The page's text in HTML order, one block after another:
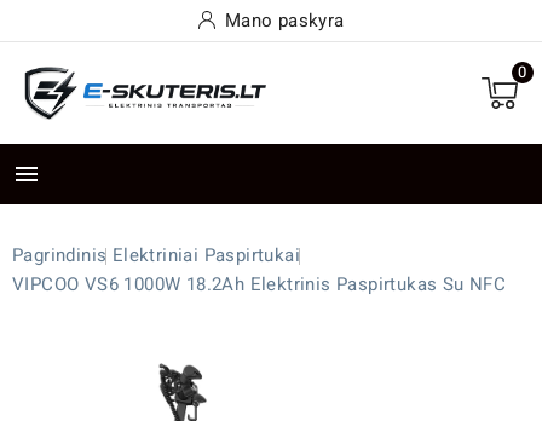
Mano paskyra
0

Pagrindinis Elektriniai Paspirtukai
VIPCOO VS6 1000W 18.2Ah Elektrinis Paspirtukas Su NFC